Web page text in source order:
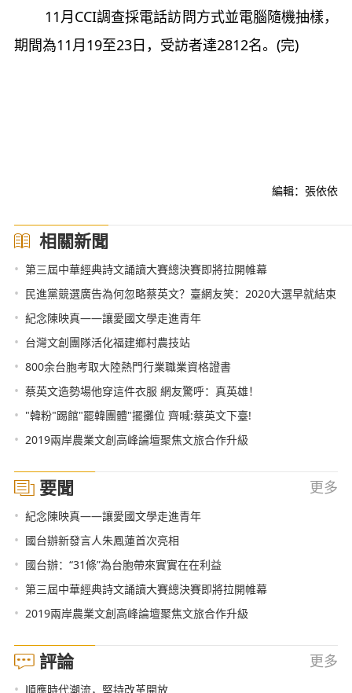
11月CCI調查採電話訪問方式並電腦隨機抽樣，
期間為11月19至23日，受訪者達2812名。(完)
編輯：張依依
相關新聞
• 第三屆中華經典詩文誦讀大賽總決賽即將拉開帷幕
• 民進黨競選廣告為何忽略蔡英文？臺網友笑：2020大選早就結束
• 紀念陳映真——讓愛國文學走進青年
• 台灣文創團隊活化福建鄉村農技站
• 800余台胞考取大陸熱門行業職業資格證書
• 蔡英文造勢場他穿這件衣服 網友驚呼：真英雄！
• "韓粉"踢館"罷韓團體"擺攤位 齊喊:蔡英文下臺!
• 2019兩岸農業文創高峰論壇聚焦文旅合作升級
要聞 更多
• 紀念陳映真——讓愛國文學走進青年
• 國台辦新發言人朱鳳蓮首次亮相
• 國台辦：“31條”為台胞帶來實實在在利益
• 第三屆中華經典詩文誦讀大賽總決賽即將拉開帷幕
• 2019兩岸農業文創高峰論壇聚焦文旅合作升級
評論 更多
• 順應時代潮流，堅持改革開放